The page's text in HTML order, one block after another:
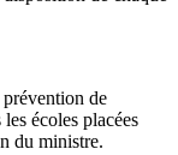
de
écoles placées
du ministre.